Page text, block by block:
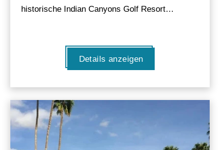
historische Indian Canyons Golf Resort…
Details anzeigen